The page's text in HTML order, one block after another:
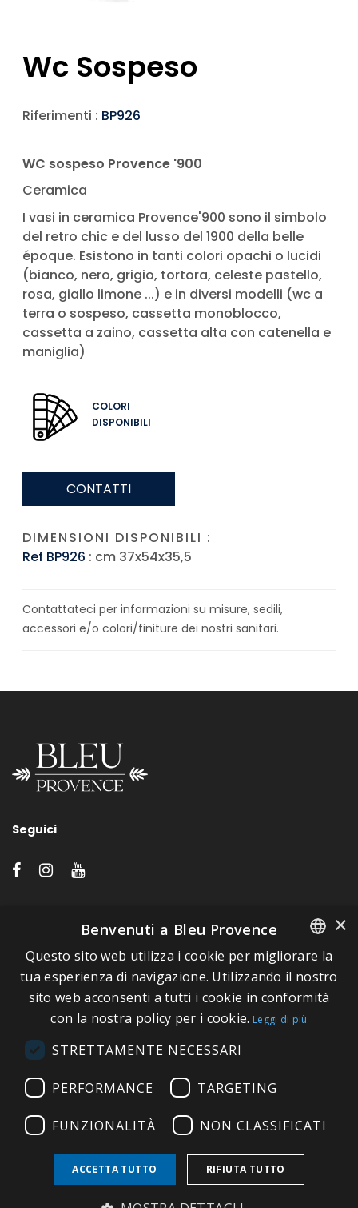
Wc Sospeso
Riferimenti : BP926
WC sospeso Provence '900
Ceramica
I vasi in ceramica Provence'900 sono il simbolo
del retro chic e del lusso del 1900 della belle
époque. Esistono in tanti colori opachi o lucidi
(bianco, nero, grigio, tortora, celeste pastello,
rosa, giallo limone ...) e in diversi modelli (wc a
terra o sospeso, cassetta monoblocco,
cassetta a zaino, cassetta alta con catenella e
maniglia)
COLORI
DISPONIBILI
CONTATTI
DIMENSIONI DISPONIBILI :
Ref BP926 : cm 37x54x35,5
Contattateci per informazioni su misure, sedili,
accessori e/o colori/finiture dei nostri sanitari.
Seguici
A proposito di Bleu Provence
Informazioni legali
Condizioni di vendita
Contatti
FRENCH
ITALIAN
GERMAN
×
Benvenuti a Bleu Provence
Questo sito web utilizza i cookie per migliorare la
tua esperienza di navigazione. Utilizzando il nostro
sito web acconsenti a tutti i cookie in conformità
con la nostra policy per i cookie. Leggi di più
STRETTAMENTE NECESSARI
PERFORMANCE TARGETING
FUNZIONALITÀ NON CLASSIFICATI
ACCETTA TUTTO RIFIUTA TUTTO